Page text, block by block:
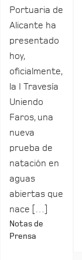
Portuaria de
Alicante ha
presentado
hoy,
oficialmente,
la I Travesía
Uniendo
Faros, una
nueva
prueba de
natación en
aguas
abiertas que
nace […]
Notas de
Prensa